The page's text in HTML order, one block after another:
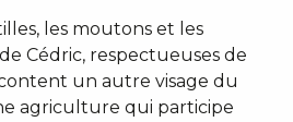
les moutons et les
Cédric, respectueuses de
un autre visage du
agriculture qui participe